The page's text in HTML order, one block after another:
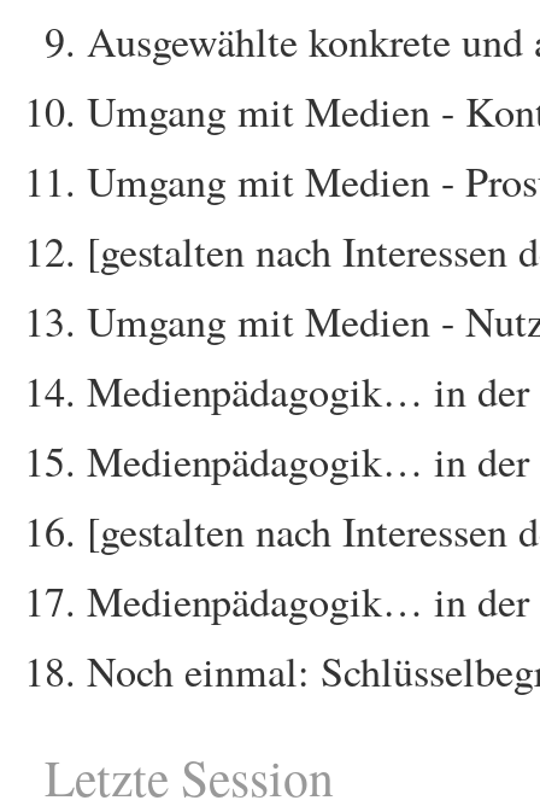
Ausgewählte konkrete
Umgang mit Medien -
Umgang mit Medien -
[gestalten nach Interessen
Umgang mit Medien -
Medienpädagogik… in der
Medienpädagogik… in der
[gestalten nach Interessen
Medienpädagogik… in
Noch einmal:
Letzte Session